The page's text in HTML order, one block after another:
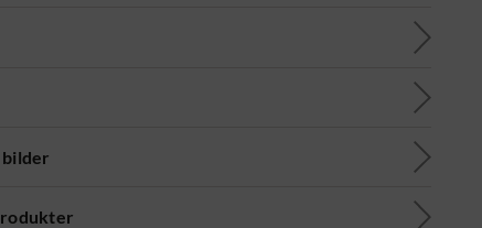
bilder